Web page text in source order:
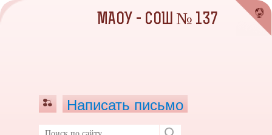
МАОУ - СОШ № 137
Написать письмо